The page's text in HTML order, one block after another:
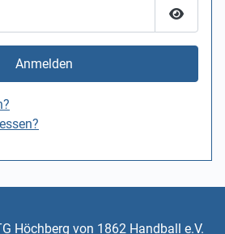
Anmelden
Höchberg von 1862 Handball e.V.